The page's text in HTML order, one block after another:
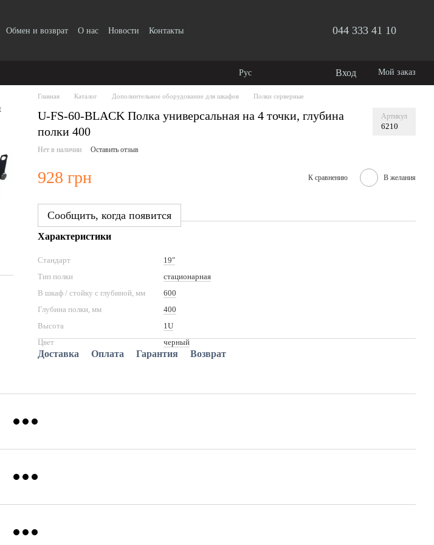
Обмен и возврат О нас Новости Контакты 044 333 41 10
Рус Вход Мой заказ
Главная Каталог Дополнительное оборудование для шкафов Полки серверные
U-FS-60-BLACK Полка универсальная на 4 точки, глубина
полки 400
Артикул
6210
Нет в наличии Оставить отзыв
928 грн К сравнению В желания
Сообщить, когда появится
Характеристики
Стандарт
19"
Тип полки
стационарная
В шкаф / стойку с глубиной, мм
600
Глубина полки, мм
400
Высота
1U
Цвет
черный
Доставка Оплата Гарантия Возврат